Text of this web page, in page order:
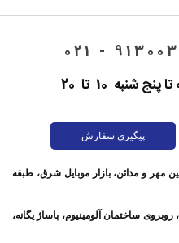
91300351 -
شنبه 10 تا 20
پیگیری سفارش
مهر و مدائن، بازار موبایل شرق، طبقه
ساختمان آلومینیوم، پاساژ یگانه،